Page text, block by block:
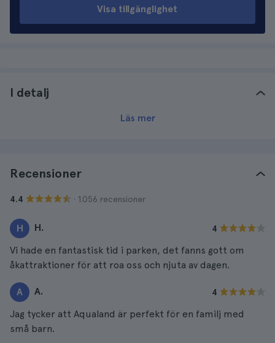
Visa tillgänglighet
I detalj
Läs mer
Recensioner
4.4 · 1.056 recensioner
H H. 4
Vi hade en fantastisk tid i parken, det fanns gott om
åkattraktioner för att roa oss och njuta av dagen.
A A. 4
Jag tycker att Aqualand är perfekt för en familj med
små barn.